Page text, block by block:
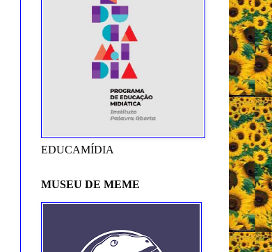
EDUCAMÍDIA
MUSEU DE MEME